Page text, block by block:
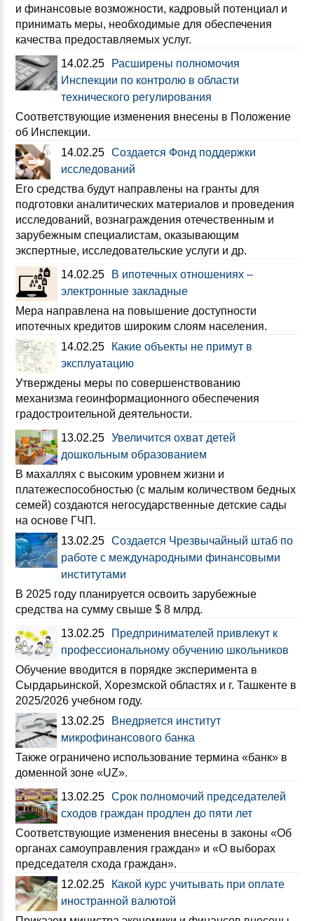
и финансовые возможности, кадровый потенциал и
принимать меры, необходимые для обеспечения
качества предоставляемых услуг.
14.02.25
Расширены полномочия
Инспекции по контролю в области
технического регулирования
Соответствующие изменения внесены в Положение
об Инспекции.
14.02.25 Создается Фонд поддержки
исследований
Его средства будут направлены на гранты для
подготовки аналитических материалов и проведения
исследований, вознаграждения отечественным и
зарубежным специалистам, оказывающим
экспертные, исследовательские услуги и др.
14.02.25
В ипотечных отношениях –
электронные закладные
Мера направлена на повышение доступности
ипотечных кредитов широким слоям населения.
14.02.25
Какие объекты не примут в
эксплуатацию
Утверждены меры по совершенствованию
механизма геоинформационного обеспечения
градостроительной деятельности.
13.02.25 Увеличится охват детей
дошкольным образованием
В махаллях с высоким уровнем жизни и
платежеспособностью (с малым количеством бедных
семей) создаются негосударственные детские сады
на основе ГЧП.
13.02.25 Создается Чрезвычайный штаб по
работе с международными финансовыми
институтами
В 2025 году планируется освоить зарубежные
средства на сумму свыше $ 8 млрд.
13.02.25
Предпринимателей привлекут к
профессиональному обучению школьников
Обучение вводится в порядке эксперимента в
Сырдарьинской, Хорезмской областях и г. Ташкенте в
2025/2026 учебном году.
13.02.25
Внедряется институт
микрофинансового банка
Также ограничено использование термина «банк» в
доменной зоне «UZ».
13.02.25 Срок полномочий председателей
сходов граждан продлен до пяти лет
Соответствующие изменения внесены в законы «Об
органах самоуправления граждан» и «О выборах
председателя схода граждан».
12.02.25
Какой курс учитывать при оплате
иностранной валютой